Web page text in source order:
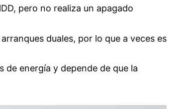
pero no realiza un apagado
duales, por lo que a veces es
de energía y depende de que la